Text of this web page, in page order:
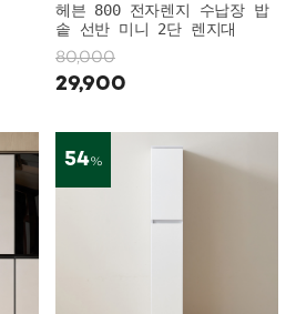
헤븐 800 전자렌지 수납장 밥
솥 선반 미니 2단 렌지대
80,000
29,900
54%